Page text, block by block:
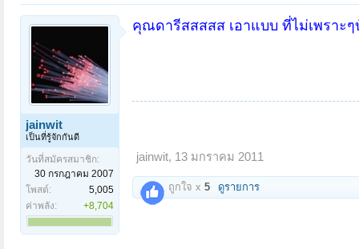
jainwit
เป็นที่รู้จักกันดี
วันที่สมัครสมาชิก:
30 กรกฎาคม 2007
โพสต์:
5,005
ค่าพลัง:
+8,704
คุณดารีสสสสส เอาแบบ ที่ไม่เพราะๆ
jainwit, 13 มกราคม 2011
ถูกใจ x 5 ดูรายการ